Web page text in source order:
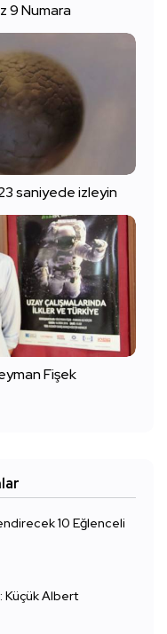
9 Numara
saniyede izleyin
Fişek
10 Eğlenceli
Küçük Albert